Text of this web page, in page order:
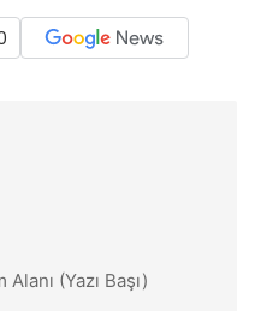
(Yazı Başı)